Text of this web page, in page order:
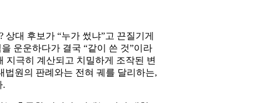
대 후보가 “누가 썼냐”고 끈질기게
운운하다가 결국 “같이 쓴 것”이라
지극히 계산되고 치밀하게 조작된 변
법원의 판례와는 전혀 궤를 달리하는,
.